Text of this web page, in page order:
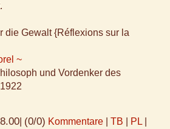
die Gewalt {Réflexions sur la
~
und Vordenker des
(0/0) Kommentare TB PL